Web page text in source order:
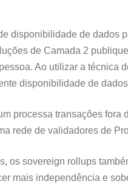
disponibilidade de dados
de Camada 2
Ao utilizar a técnica
disponibilidade de
processa transações fora
rede de validadores de
os sovereign rollups
mais independência e